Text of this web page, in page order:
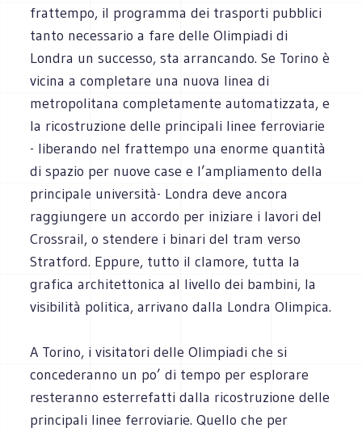
frattempo, il programma dei trasporti pubblici
tanto necessario a fare delle Olimpiadi di
Londra un successo, sta arrancando. Se Torino è
vicina a completare una nuova linea di
metropolitana completamente automatizzata, e
la ricostruzione delle principali linee ferroviarie
- liberando nel frattempo una enorme quantità
di spazio per nuove case e l’ampliamento della
principale università- Londra deve ancora
raggiungere un accordo per iniziare i lavori del
Crossrail, o stendere i binari del tram verso
Stratford. Eppure, tutto il clamore, tutta la
grafica architettonica al livello dei bambini, la
visibilità politica, arrivano dalla Londra Olimpica.
A Torino, i visitatori delle Olimpiadi che si
concederanno un po’ di tempo per esplorare
resteranno esterrefatti dalla ricostruzione delle
principali linee ferroviarie. Quello che per